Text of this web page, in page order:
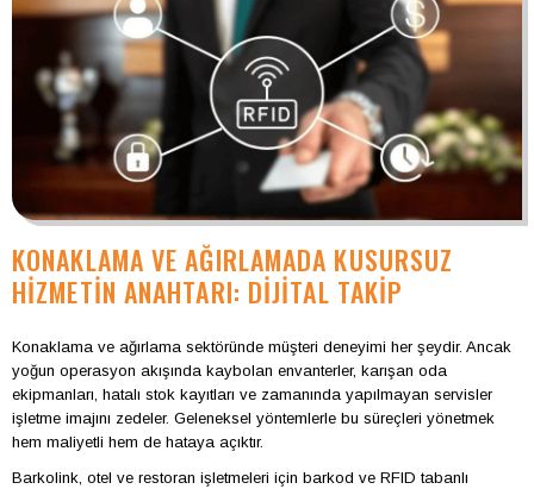
KONAKLAMA VE AĞIRLAMADA KUSURSUZ
HIZMETIN ANAHTARI: DIJITAL TAKIP
Konaklama ve ağırlama sektöründe müşteri deneyimi her şeydir. Ancak
yoğun operasyon akışında kaybolan envanterler, karışan oda
ekipmanları, hatalı stok kayıtları ve zamanında yapılmayan servisler
işletme imajını zedeler. Geleneksel yöntemlerle bu süreçleri yönetmek
hem maliyetli hem de hataya açıktır.
Barkolink, otel ve restoran işletmeleri için barkod ve RFID tabanlı